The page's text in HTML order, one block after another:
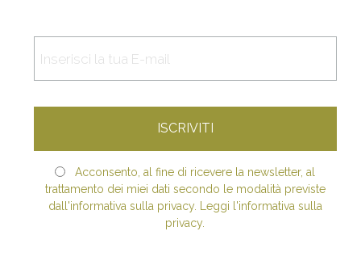
Acconsento, al fine di ricevere la newsletter, al
trattamento dei miei dati secondo le modalità previste
dall'informativa sulla privacy. Leggi l'informativa sulla
privacy.